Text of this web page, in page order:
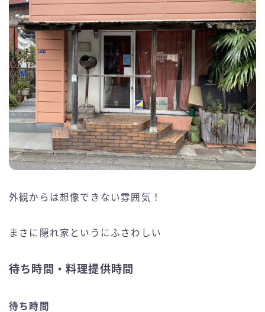
外観からは想像できない雰囲気！
まさに隠れ家というにふさわしい
待ち時間・料理提供時間
待ち時間